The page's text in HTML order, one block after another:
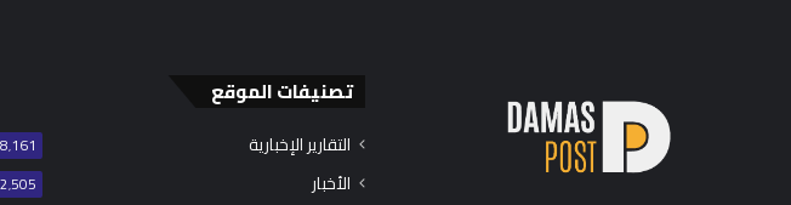
تصنيفات الموقع
التقارير الإخبارية 8٬161
الأخبار 2٬505